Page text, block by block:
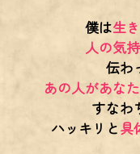
僕は生
人の気
伝わ
あの人があな
すなわ
ハッキリと具